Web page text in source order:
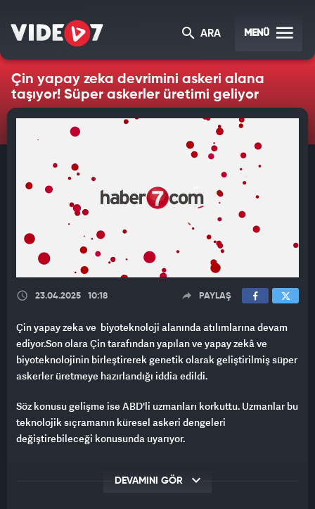
ARA MENÜ
Çin yapay zeka devrimini askeri alana
taşıyor! Süper askerler üretimi geliyor
23.04.2025 10:18 PAYLAŞ
Çin yapay zeka ve biyoteknoloji alanında atılımlarına devam
ediyor.Son olara Çin tarafından yapılan ve yapay zekâ ve
biyoteknolojinin birleştirerek genetik olarak geliştirilmiş süper
askerler üretmeye hazırlandığı iddia edildi.
Söz konusu gelişme ise ABD'li uzmanları korkuttu. Uzmanlar bu
teknolojik sıçramanın küresel askeri dengeleri
değiştirebileceği konusunda uyarıyor.
DEVAMINI GÖR